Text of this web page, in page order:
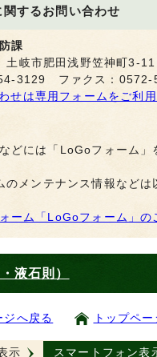
するお問い合わせ
課
岐市肥田浅野笠神町3-11
3129 ファクス：0572-
せは専用フォームをご利用
どには「LoGoフォーム」
のメンテナンス情報などは
ーム「LoGoフォーム」の
液石則）
ジへ戻る トップペ
示 スマートフォン表